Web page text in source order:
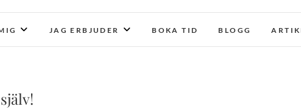
JAG ERBJUDER BOKA TID BLOGG